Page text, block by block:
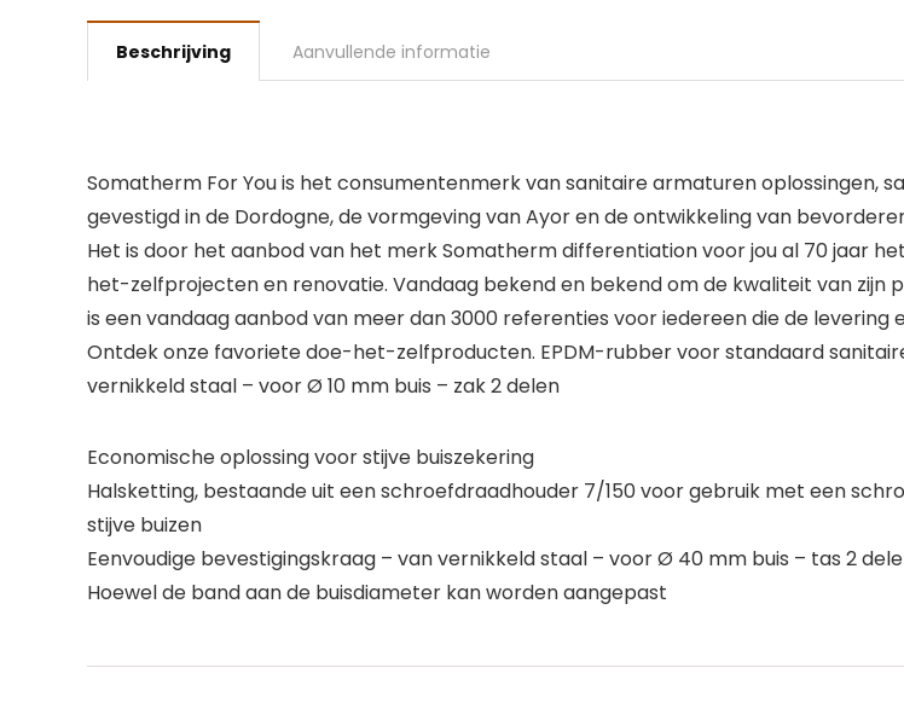
Beschrijving Aanvullende informatie
Somatherm For You is het consumentenmerk van sanitaire armaturen oplossingen,
gevestigd in de Dordogne, de vormgeving van Ayor en de ontwikkeling van
Het is door het aanbod van het merk Somatherm differentiation voor jou al 70 jaar
het-zelfprojecten en renovatie. Vandaag bekend en bekend om de kwaliteit van
is een vandaag aanbod van meer dan 3000 referenties voor iedereen die de levering
Ontdek onze favoriete doe-het-zelfproducten. EPDM-rubber voor standaard
vernikkeld staal – voor Ø 10 mm buis – zak 2 delen
Economische oplossing voor stijve buiszekering
Halsketting, bestaande uit een schroefdraadhouder 7/150 voor gebruik met een
stijve buizen
Eenvoudige bevestigingskraag – van vernikkeld staal – voor Ø 40 mm buis – tas 2
Hoewel de band aan de buisdiameter kan worden aangepast